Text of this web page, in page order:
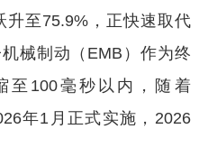
升至75.9%，正快速取代
械制动（EMB）作为终
至100毫秒以内，随着
年1月正式实施，2026